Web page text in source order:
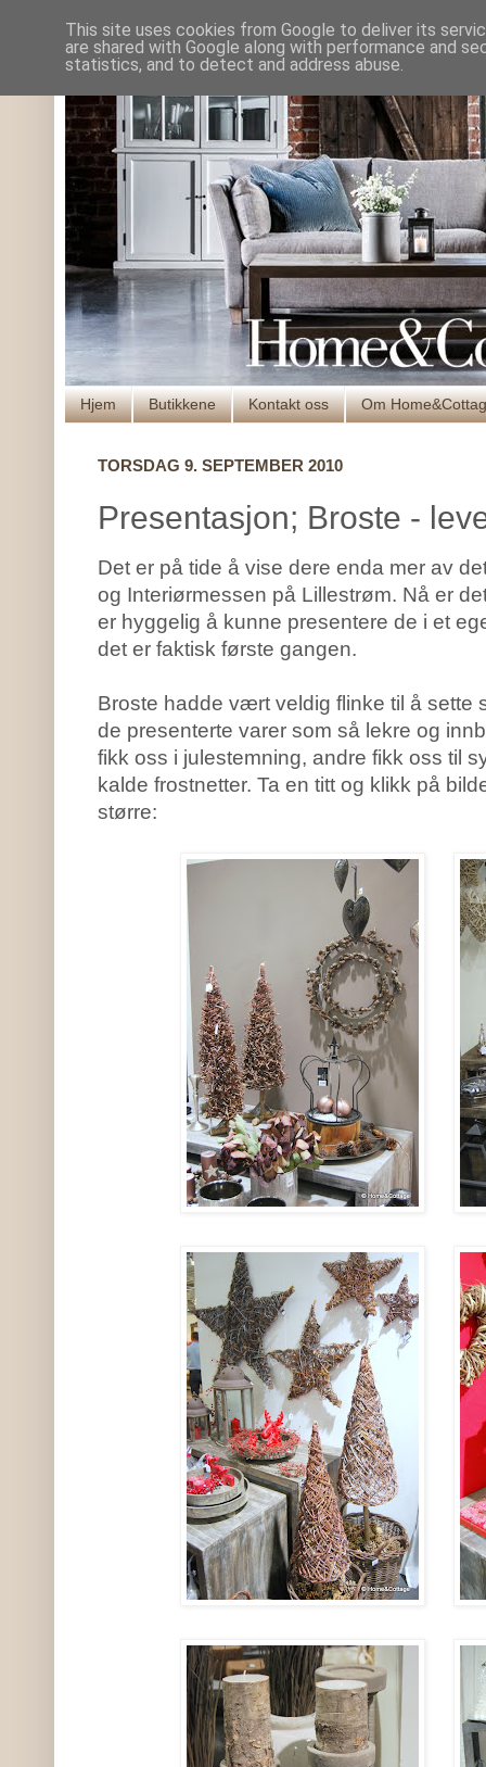
Hjem Butikkene Kontakt oss Om
TORSDAG 9. SEPTEMBER 2010
Presentasjon; Broste -
Det er på tide å vise dere enda mer av
og Interiørmessen på Lillestrøm. Nå er
er hyggelig å kunne presentere de i et
det er faktisk første gangen.
Broste hadde vært veldig flinke til å sette
de presenterte varer som så lekre og
fikk oss i julestemning, andre fikk oss til
kalde frostnetter. Ta en titt og klikk på
større:
This site uses cookies from Google to deliver its
are shared with Google along with performance and
statistics, and to detect and address abuse.